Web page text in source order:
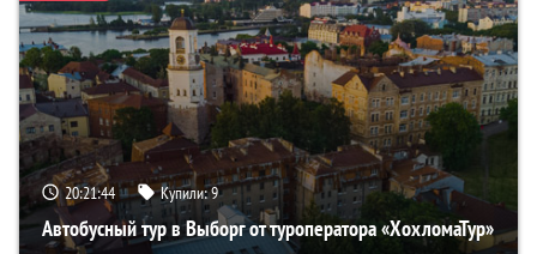
20:21:43 Купили:9
Автобусный тур в Выборг от туроператора «ХохломаТур»